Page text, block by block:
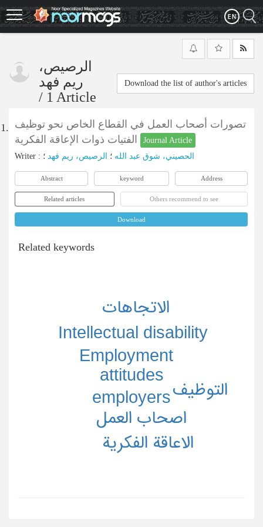
Skip
to
main
الرصيص،
ريم فهد
/ 1 Article
Download the list of author's articles
1. تصورات أصحاب العمل في القطاع الخاص نحو توظيف
Journal Article
Writer : الحصيني، شوق عبد الله ؛ الرصيص، ريم فهد ؛
Abstract keyword Address
Related articles Others recommend to see
Download
Related keywords
attitudes
employers
Employment
Intellectual disability
اصحاب العمل
الاتجاهات
الاعاقة الفکریة
التوظیف